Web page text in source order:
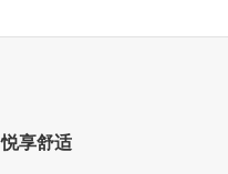
享舒适